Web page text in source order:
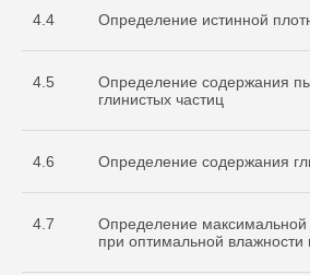
4.4 Определение истинной
4.5
Определение содержания
глинистых частиц
4.6 Определение содержания
4.7
Определение максимальной
при оптимальной